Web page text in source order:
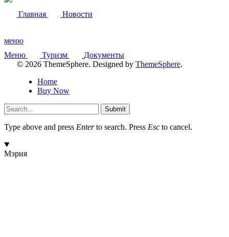
Главная Новости
меню
Меню
Туризм
Документы
© 2026 ThemeSphere. Designed by ThemeSphere.
Home
Buy Now
Submit
Type above and press Enterto search. Press Esc to cancel.
Мэрия